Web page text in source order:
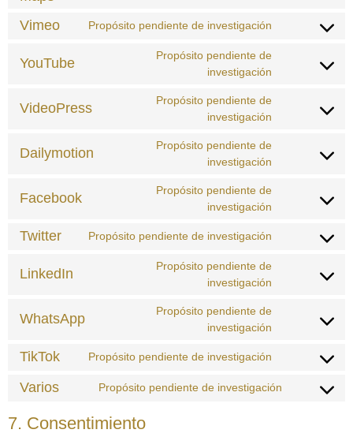
Vimeo
Propósito pendiente de investigación
YouTube
Propósito pendiente de
investigación
VideoPress
Propósito pendiente de
investigación
Dailymotion
Propósito pendiente de
investigación
Facebook
Propósito pendiente de
investigación
Twitter Propósito pendiente de investigación
LinkedIn
Propósito pendiente de
investigación
WhatsApp
Propósito pendiente de
investigación
TikTok Propósito pendiente de investigación
Varios Propósito pendiente de investigación
7. Consentimiento